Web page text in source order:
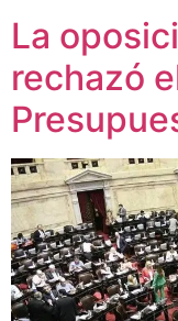
La
rechazó